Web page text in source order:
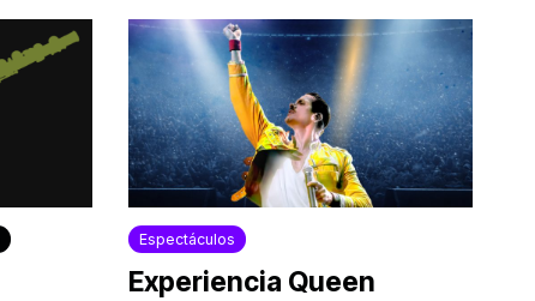
Espectáculos
Experiencia Queen